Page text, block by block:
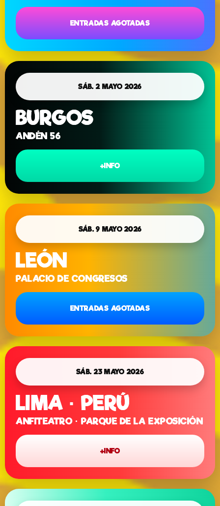
ENTRADAS AGOTADAS
SÁB. 2 MAYO 2026
BURGOS
ANDÉN 56
+INFO
SÁB. 9 MAYO 2026
LEÓN
PALACIO DE CONGRESOS
ENTRADAS AGOTADAS
SÁB. 23 MAYO 2026
LIMA · PERÚ
ANFITEATRO · PARQUE DE LA EXPOSICIÓN
+INFO